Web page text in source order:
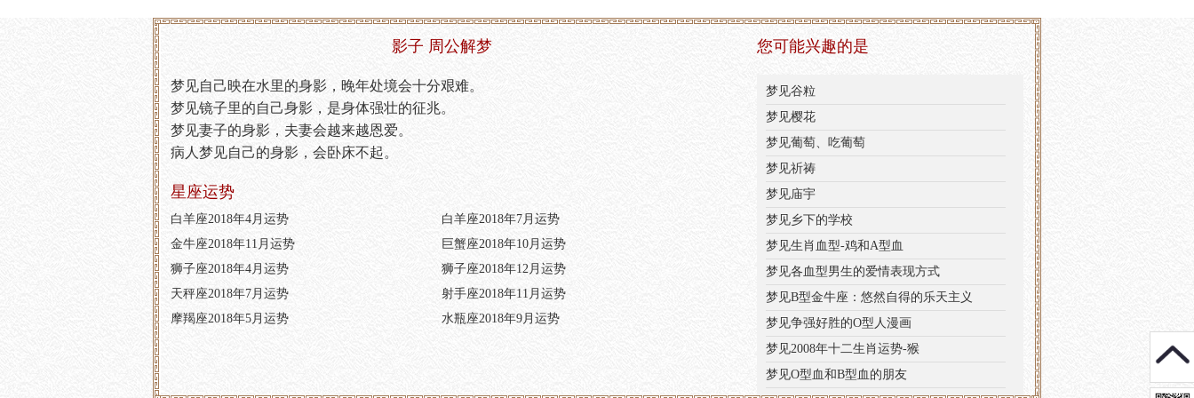
影子 周公解梦
梦见自己映在水里的身影，晚年处境会十分艰难。
梦见镜子里的自己身影，是身体强壮的征兆。
梦见妻子的身影，夫妻会越来越恩爱。
病人梦见自己的身影，会卧床不起。
星座运势
白羊座2018年4月运势
白羊座2018年7月运势
金牛座2018年11月运势
巨蟹座2018年10月运势
狮子座2018年4月运势
狮子座2018年12月运势
天秤座2018年7月运势
射手座2018年11月运势
摩羯座2018年5月运势
水瓶座2018年9月运势
您可能兴趣的是
梦见谷粒
梦见樱花
梦见葡萄、吃葡萄
梦见祈祷
梦见庙宇
梦见乡下的学校
梦见生肖血型-鸡和A型血
梦见各血型男生的爱情表现方式
梦见B型金牛座：悠然自得的乐天主义
梦见争强好胜的O型人漫画
梦见2008年十二生肖运势-猴
梦见O型血和B型血的朋友